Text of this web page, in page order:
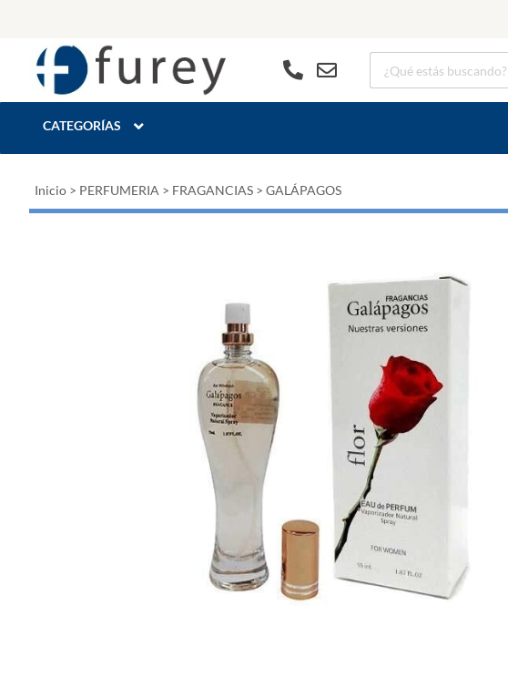
CATEGORÍAS
Inicio > PERFUMERIA > FRAGANCIAS > GALÁPAGOS